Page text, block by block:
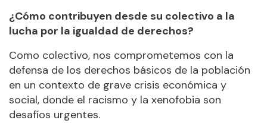
¿Cómo contribuyen desde su colectivo a la
lucha por la igualdad de derechos?
Como colectivo, nos comprometemos con la
defensa de los derechos básicos de la población
en un contexto de grave crisis económica y
social, donde el racismo y la xenofobia son
desafíos urgentes.